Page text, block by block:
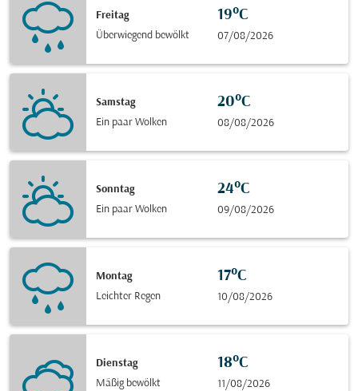
Freitag
Überwiegend bewölkt
19°C
07/08/2026
Samstag
Ein paar Wolken
20°C
08/08/2026
Sonntag
Ein paar Wolken
24°C
09/08/2026
Montag
Leichter Regen
17°C
10/08/2026
Dienstag
Mäßig bewölkt
18°C
11/08/2026